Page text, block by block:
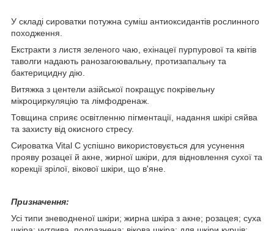
У складі сироватки потужна суміш антиоксидантів рослинного
походження.
Екстракти з листя зеленого чаю, ехінацеї пурпурової та квітів
таволги надають ранозагоювальну, протизапальну та
бактерицидну дію.
Витяжка з центели азійської покращує покрівельну
мікроциркуляцію та лімфодренаж.
Товщина сприяє освітленню пігментації, надання шкірі сяйва
та захисту від окисного стресу.
Сироватка Vital C успішно використовується для усунення
прояву розацеї й акне, жирної шкіри, для відновлення сухої та
корекції зрілої, вікової шкіри, що в'яне.
Призначення:
Усі типи зневодненої шкіри; жирна шкіра з акне; розацея; суха